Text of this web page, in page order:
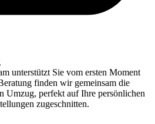
unterstützt Sie vom ersten Moment
finden wir gemeinsam die
Umzug, perfekt auf Ihre persönlichen
zugeschnitten.